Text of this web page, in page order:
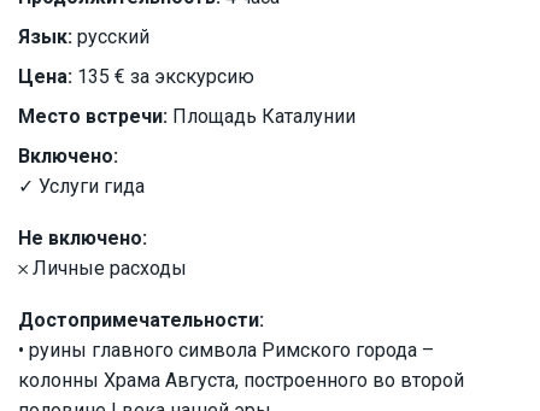
Язык: русский
Цена: 135 € за экскурсию
Место встречи: Площадь Каталунии
Включено:
✓ Услуги гида
Не включено:
𐄂 Личные расходы
Достопримечательности:
• руины главного символа Римского города –
колонны Храма Августа, построенного во второй